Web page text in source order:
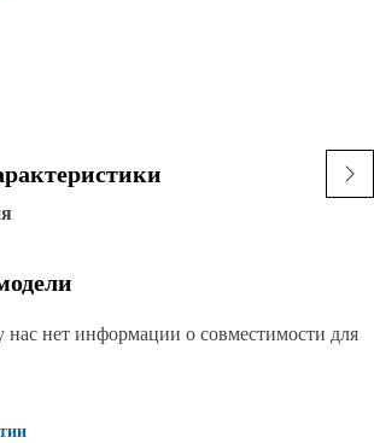
нас нет информации о совместимости для